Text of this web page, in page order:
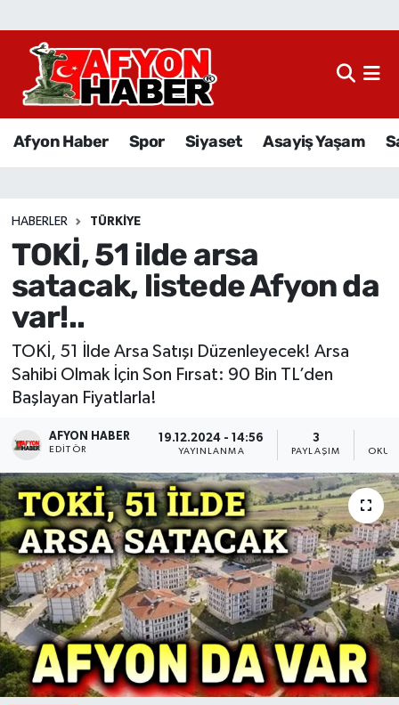
Afyon Haber Spor Siyaset Asayiş Yaşam
HABERLER TÜRKIYE
TOKİ, 51 ilde arsa
satacak, listede Afyon da
var!..
TOKİ, 51 İlde Arsa Satışı Düzenleyecek! Arsa
Sahibi Olmak İçin Son Fırsat: 90 Bin TL’den
Başlayan Fiyatlarla!
AFYON HABER
EDITÖR
19.12.2024 - 14:56
YAYINLANMA
3
PAYLAŞIM
Afyon Haber
Sağlık
Eğitim
Sivil Toplum
Ekonomi
Magazin
Etkinlikler